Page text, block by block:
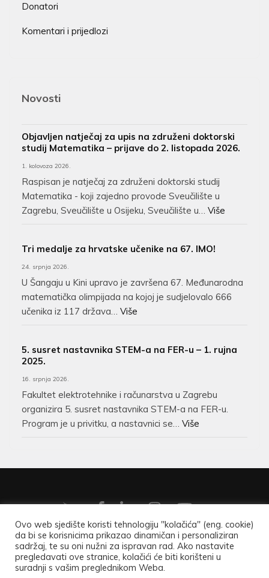
Donatori
Komentari i prijedlozi
Novosti
Objavljen natječaj za upis na združeni doktorski
studij Matematika – prijave do 2. listopada 2026.
1. kolovoza 2026.
Raspisan je natječaj za združeni doktorski studij
Matematika - koji zajedno provode Sveučilište u
Zagrebu, Sveučilište u Osijeku, Sveučilište u… Više
Tri medalje za hrvatske učenike na 67. IMO!
24. srpnja 2026.
U Šangaju u Kini upravo je završena 67. Međunarodna
matematička olimpijada na kojoj je sudjelovalo 666
učenika iz 117 država… Više
5. susret nastavnika STEM-a na FER-u – 1. rujna
2025.
16. srpnja 2026.
Fakultet elektrotehnike i računarstva u Zagrebu
organizira 5. susret nastavnika STEM-a na FER-u.
Program je u privitku, a nastavnici se… Više
Copyright ©2026Hrvatsko matematičko društvo. Opći
podaci.
Ovo web sjedište koristi tehnologiju "kolačića" (eng. cookie)
da bi se korisnicima prikazao dinamičan i personaliziran
sadržaj, te su oni nužni za ispravan rad. Ako nastavite
pregledavati ove stranice, kolačići će biti korišteni u
suradnji s vašim preglednikom Weba.